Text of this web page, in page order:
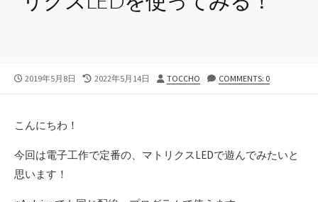
公
2019年5月8日
最
2022年5月14日
投
TOCCHO COMMENTS: 0
こんにちわ！
今回は電子工作で定番の、マトリクスLEDで遊んでみたいと
思います！